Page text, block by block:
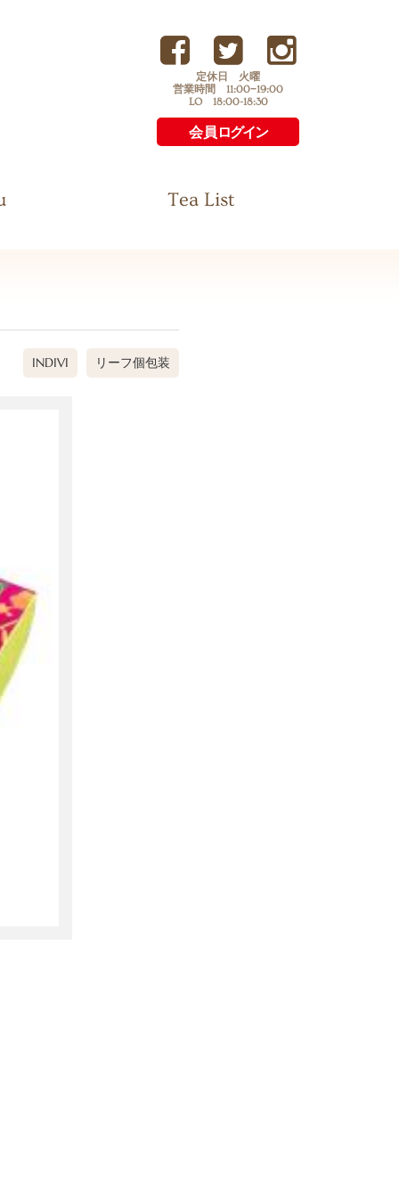
定休日 火曜
営業時間 11:00−19:00
LO 18:00-18:30
会員 ログイン
Tea List
INDIVI リーフ個包装